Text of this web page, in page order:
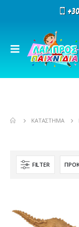
ΚΑΤΆΣΤΗΜΑ
FILTER